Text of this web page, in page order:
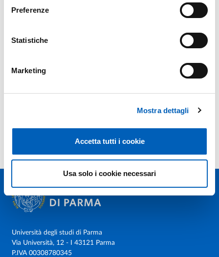
Preferenze
Statistiche
Marketing
Mostra dettagli
Accetta tutti i cookie
Usa solo i cookie necessari
Università degli studi di Parma
Via Università, 12 - I 43121 Parma
P.IVA 00308780345